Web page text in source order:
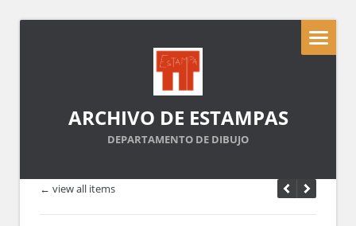
ARCHIVO DE ESTAMPAS
DEPARTAMENTO DE DIBUJO
← view all items